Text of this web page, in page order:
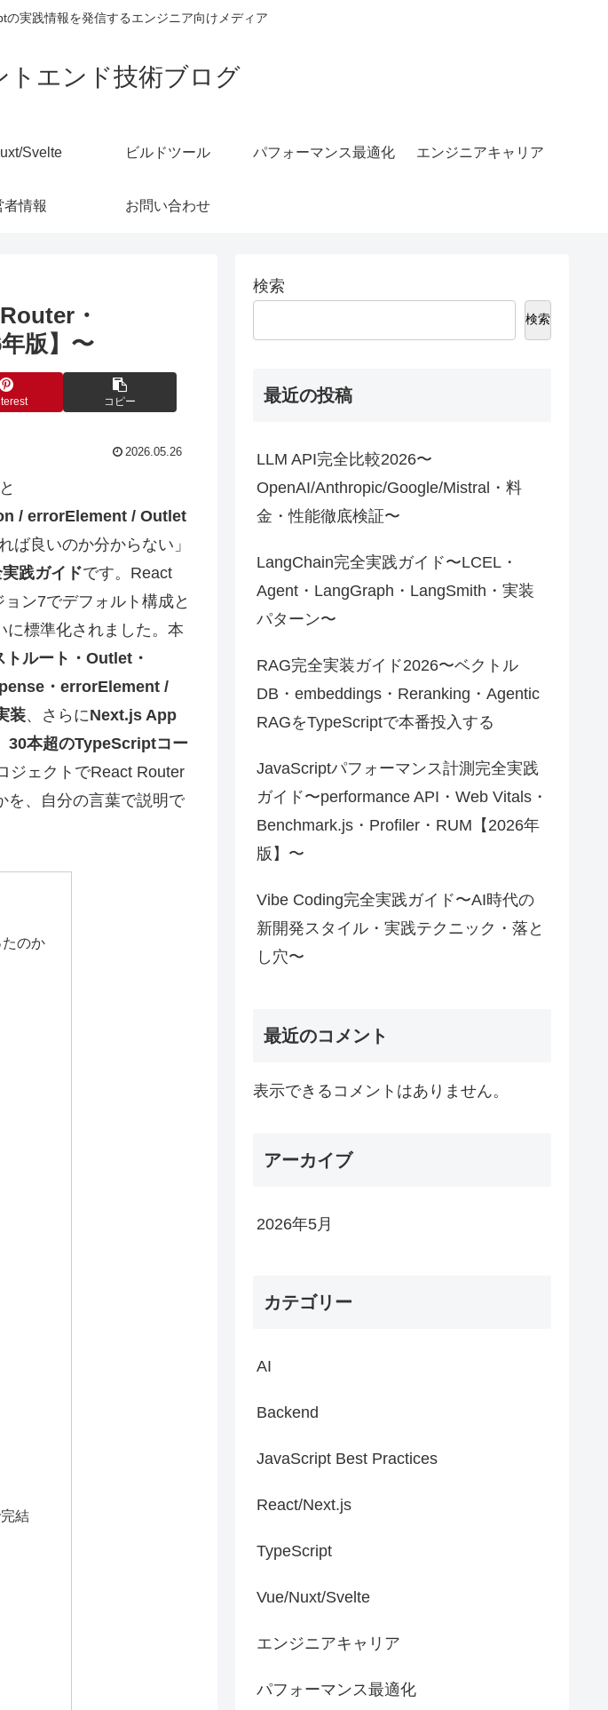
実践情報を発信するエンジニア向けメディア
エンド技術ブログ
Svelte ビルドツール パフォーマンス最適化 エンジニアキャリア
者情報 お問い合わせ
・
版】〜
コピー
2026.05.26
と
/ errorElement / Outlet
ば良いのか分からない」
践ガイドです。React
ン7でデフォルト構成と
に標準化されました。本
ルート・Outlet・
・errorElement /
装、さらにNext.js App
30本超のTypeScriptコー
ジェクトでReact Router
を、自分の言葉で説明で
のか
結
検索
検索
最近の投稿
LLM API完全比較2026〜
OpenAI/Anthropic/Google/Mistral・料
金・性能徹底検証〜
LangChain完全実践ガイド〜LCEL・
Agent・LangGraph・LangSmith・実装
パターン〜
RAG完全実装ガイド2026〜ベクトル
DB・embeddings・Reranking・Agentic
RAGをTypeScriptで本番投入する
JavaScriptパフォーマンス計測完全実践
ガイド〜performance API・Web Vitals・
Benchmark.js・Profiler・RUM【2026年
版】〜
Vibe Coding完全実践ガイド〜AI時代の
新開発スタイル・実践テクニック・落と
し穴〜
最近のコメント
表示できるコメントはありません。
アーカイブ
2026年5月
カテゴリー
AI
Backend
JavaScript Best Practices
React/Next.js
TypeScript
Vue/Nuxt/Svelte
エンジニアキャリア
パフォーマンス最適化